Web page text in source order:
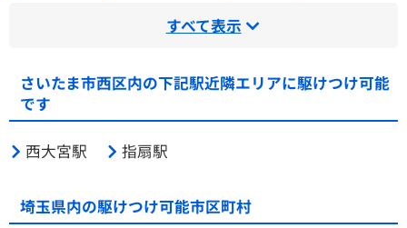
すべて表示
さいたま市西区内の下記駅近隣エリアに駆けつけ可能
です
西大宮駅 指扇駅
埼玉県内の駆けつけ可能市区町村